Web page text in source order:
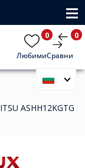
Любими
0
Сравни
0
ASHH12KGTG